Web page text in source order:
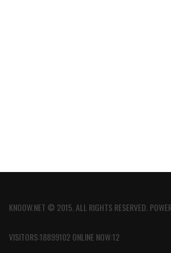
KNOOW.NET © 2015. ALL RIGHTS RESERVED.
VISITORS:18899102 ONLINE NOW:12